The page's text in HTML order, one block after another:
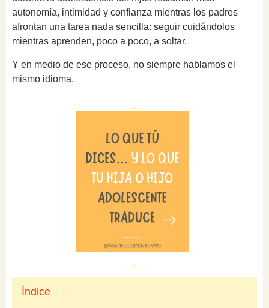
autonomía, intimidad y confianza mientras los padres
afrontan una tarea nada sencilla: seguir cuidándolos
mientras aprenden, poco a poco, a soltar.
Y en medio de ese proceso, no siempre hablamos el
mismo idioma.
Índice